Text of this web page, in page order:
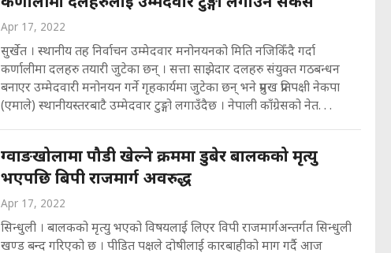
Apr 17, 2022
सुर्खेत । स्थानीय तह निर्वाचन उम्मेदवार मनोनयनको मिति नजिकिँदै गर्दा
कर्णालीमा दलहरु तयारी जुटेका छन् । सत्ता साझेदार दलहरु संयुक्त गठबन्धन
बनाएर उम्मेदवारी मनोनयन गर्ने गृहकार्यमा जुटेका छन् भने प्रमुख प्रतिपक्षी नेकपा
(एमाले) स्थानीयस्तरबाटै उम्मेदवार टुङ्गो लगाउँदैछ । नेपाली काँग्रेसको नेत. . .
ग्वाङखोलामा पौडी खेल्ने क्रममा डुबेर बालकको मृत्यु
भएपछि बिपी राजमार्ग अवरुद्ध
Apr 17, 2022
सिन्धुली । बालकको मृत्यु भएको विषयलाई लिएर विपी राजमार्गअन्तर्गत सिन्धुली
खण्ड बन्द गरिएको छ । पीडित पक्षले दोषीलाई कारबाहीको माग गर्दै आज